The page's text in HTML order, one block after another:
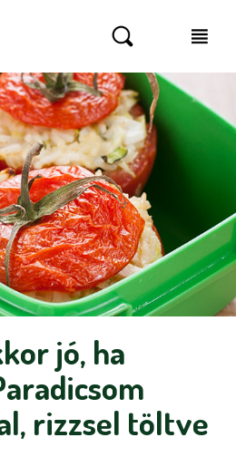
jó, ha
rizzsel töltve